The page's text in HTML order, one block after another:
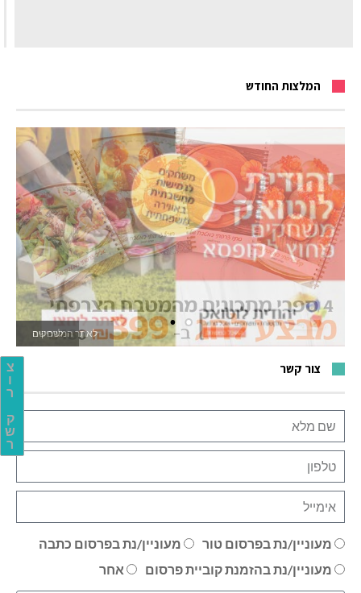
צ
ו
ר
ק
ש
ר
המלצות החודש
לאתר המשחקים
צור קשר
מעוניין/נת בפרסום טור
מעוניין/נת בפרסום כתבה
מעוניין/נת בהזמנת קוביית פרסום
אחר